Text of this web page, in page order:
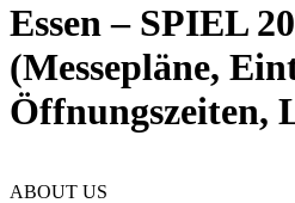
Essen – SPIEL
(Messepläne,
Öffnungszeiten,
ABOUT US